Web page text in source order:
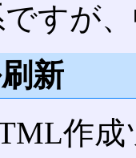
すが
新
作成